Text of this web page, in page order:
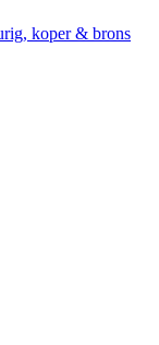
koper & brons